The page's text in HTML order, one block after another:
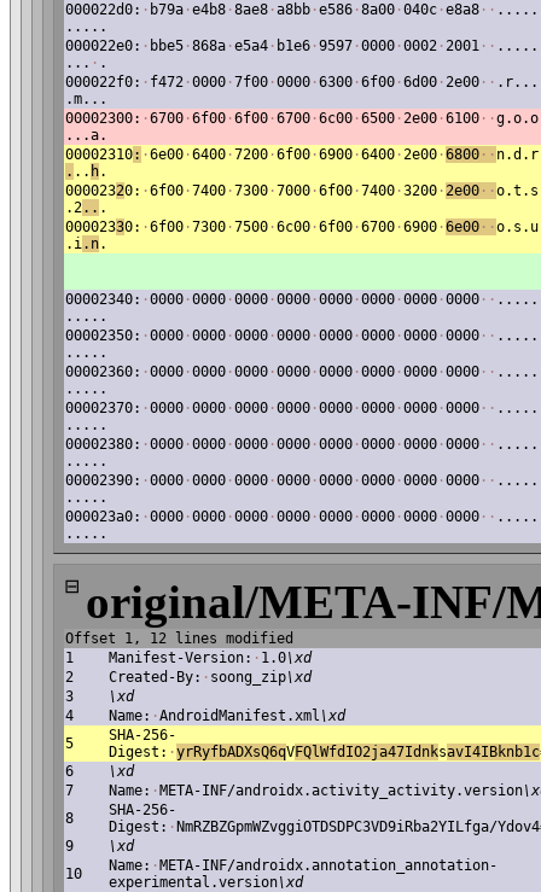
000022d0: · b79a ·e4b8 ·8ae8 ·a8bb ·e586 ·8a00 ·040c ·e8a8 · ·
.....
000022e0: · bbe5 ·868a ·e5a4 · b1e6 ·9597 ·0000 ·0002 ·2001 · ·
... · .
000022f0: · f472 ·0000 ·7f00 ·0000 ·6300 ·6f00 ·6d00 ·2e00 · ·
.m...
00002300: ·6700 ·6f00 ·6f00 ·6700 ·6c00 ·6500 ·2e00 ·6100 · ·
...a.
00002310: ·6e00 ·6400 ·7200 ·6f00 ·6900 ·6400 ·2e00 ·6800 · ·
. .. h.
00002320: ·6f00 ·7400 ·7300 ·7000 ·6f00 ·7400 ·3200 ·2e00 · ·
.2.. .
00002330: ·6f00 ·7300 ·7500 ·6c00 ·6f00 ·6700 ·6900 ·6e00 · ·
.i.n.
00002340: ·0000 ·0000 ·0000 ·0000 ·0000 ·0000 ·0000 ·0000 · ·
.....
00002350: ·0000 ·0000 ·0000 ·0000 ·0000 ·0000 ·0000 ·0000 · ·
.....
00002360: ·0000 ·0000 ·0000 ·0000 ·0000 ·0000 ·0000 ·0000 · ·
.....
00002370: ·0000 ·0000 ·0000 ·0000 ·0000 ·0000 ·0000 ·0000 · ·
.....
00002380: ·0000 ·0000 ·0000 ·0000 ·0000 ·0000 ·0000 ·0000 · ·
.....
00002390: ·0000 ·0000 ·0000 ·0000 ·0000 ·0000 ·0000 ·0000 · ·
.....
000023a0: ·0000 ·0000 ·0000 ·0000 ·0000 ·0000 ·0000 ·0000 · ·
.....
⊟ original/META-INF/
Offset 1, 12 lines modified
1
Manifest-Version: · 1.0\xd
2
Created-By: · soong_zip\xd
3
\xd
4
Name: ·AndroidManifest.xml \xd
5
SHA-256-
Digest: ·yrRyfbADXsQ6qVFQlWfdIO2ja47IdnksavI4IBknb1c
6
\xd
7
Name: · META-INF/androidx.activity_activity.version
8
SHA-256-
Digest: · NmRZBZGpmWZvggiOTDSDPC3VD9iRba2YILfga/
9
\xd
10
Name: · META-INF/androidx.annotation_annotation-
experimental.version\xd